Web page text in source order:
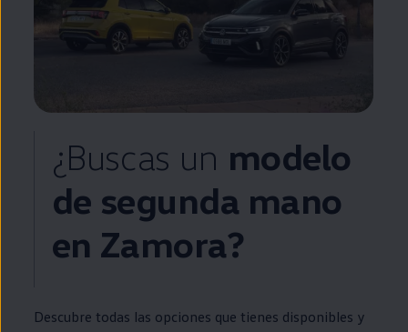
¿Buscas un modelo
de segunda mano
en Zamora?
Descubre todas las opciones que tienes disponibles y